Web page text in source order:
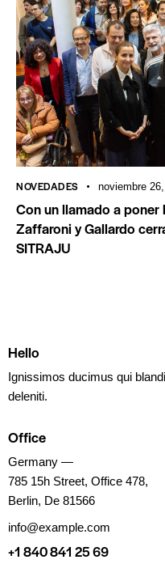
NOVEDADES noviembre
Con un llamado a
Zaffaroni y Gallardo
SITRAJU
Hello
Ignissimos ducimus qui
deleniti.
Office
Germany —
785 15h Street, Office 478,
Berlin, De 81566
info@example.com
+1 840 841 25 69